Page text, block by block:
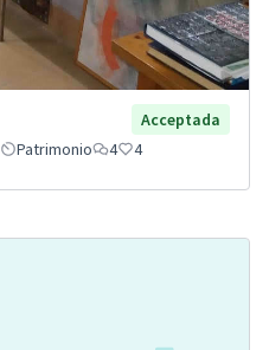
Acceptada
Patrimonio 4 4